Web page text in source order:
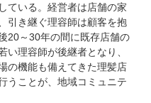
ている。経営者は店舗の家
引き継ぐ理容師は顧客を抱
20～30年の間に既存店舗の
い理容師が後継者となり、
の機能も備えてきた理髪店
うことが、地域コミュニテ